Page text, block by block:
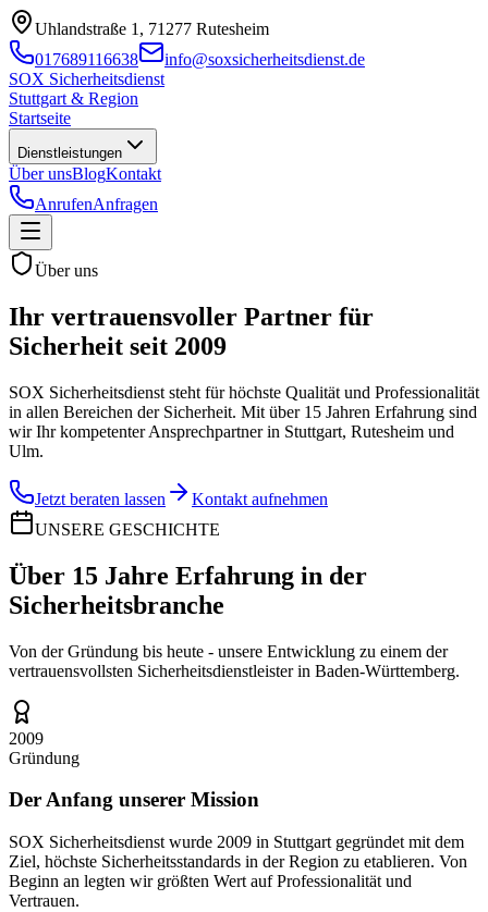
Uhlandstraße 1, 71277 Rutesheim
017689116638
info@soxsicherheitsdienst.de
SOX Sicherheitsdienst
Stuttgart & Region
Startseite
Dienstleistungen
Über unsBlogKontakt
AnrufenAnfragen
Über uns
Ihr vertrauensvoller Partner für
Sicherheit seit 2009
SOX Sicherheitsdienst steht für höchste Qualität und Professionalität
in allen Bereichen der Sicherheit. Mit über 15 Jahren Erfahrung sind
wir Ihr kompetenter Ansprechpartner in Stuttgart, Rutesheim und
Ulm.
Jetzt beraten lassen
Kontakt aufnehmen
UNSERE GESCHICHTE
Über 15 Jahre Erfahrung in der
Sicherheitsbranche
Von der Gründung bis heute - unsere Entwicklung zu einem der
vertrauensvollsten Sicherheitsdienstleister in Baden-Württemberg.
2009
Gründung
Der Anfang unserer Mission
SOX Sicherheitsdienst wurde 2009 in Stuttgart gegründet mit dem
Ziel, höchste Sicherheitsstandards in der Region zu etablieren. Von
Beginn an legten wir größten Wert auf Professionalität und
Vertrauen.